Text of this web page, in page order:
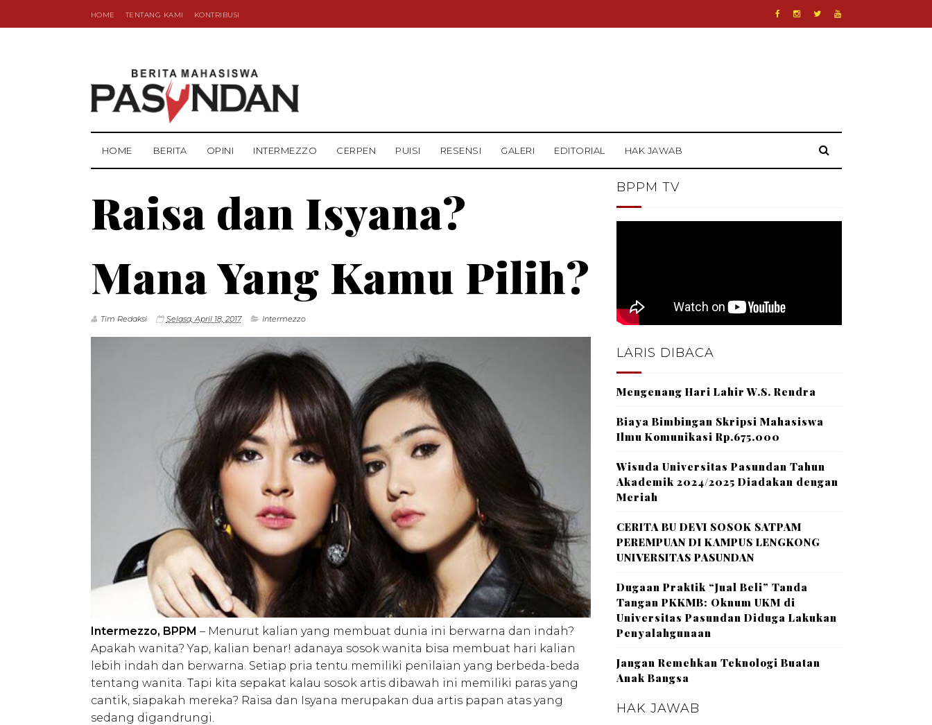
HOME TENTANG KAMI KONTRIBUSI
HOME BERITA OPINI INTERMEZZO CERPEN PUISI RESENSI GALERI EDITORIAL HAK JAWAB
Raisa dan Isyana?
Mana Yang Kamu Pilih?
Tim Redaksi Selasa, April 18, 2017 Intermezzo
Intermezzo, BPPM – Menurut kalian yang membuat dunia ini berwarna dan indah?
Apakah wanita? Yap, kalian benar! adanaya sosok wanita bisa membuat hari kalian
lebih indah dan berwarna. Setiap pria tentu memiliki penilaian yang berbeda-beda
tentang wanita. Tapi kita sepakat kalau sosok artis dibawah ini memiliki paras yang
cantik, siapakah mereka? Raisa dan Isyana merupakan dua artis papan atas yang
sedang digandrungi.
BPPM TV
LARIS DIBACA
Mengenang Hari Lahir W.S. Rendra
Biaya Bimbingan Skripsi Mahasiswa
Ilmu Komunikasi Rp.675.000
Wisuda Universitas Pasundan Tahun
Akademik 2024/2025 Diadakan dengan
Meriah
CERITA BU DEVI SOSOK SATPAM
PEREMPUAN DI KAMPUS LENGKONG
UNIVERSITAS PASUNDAN
Dugaan Praktik “Jual Beli” Tanda
Tangan PKKMB: Oknum UKM di
Universitas Pasundan Diduga Lakukan
Penyalahgunaan
Jangan Remehkan Teknologi Buatan
Anak Bangsa
HAK JAWAB